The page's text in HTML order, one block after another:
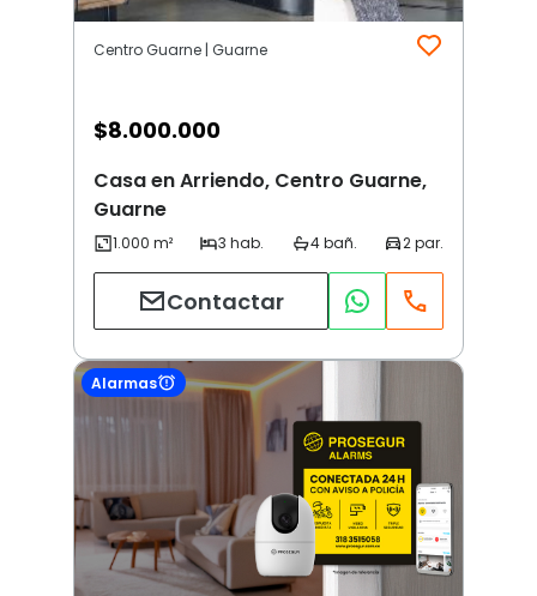
Centro Guarne | Guarne
$8.000.000
Casa en Arriendo, Centro Guarne,
Guarne
Contactar
Alarmas